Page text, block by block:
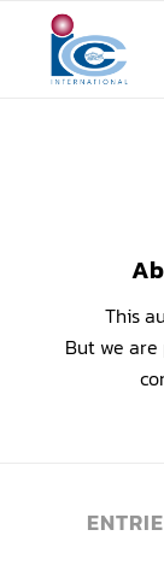
This
But we